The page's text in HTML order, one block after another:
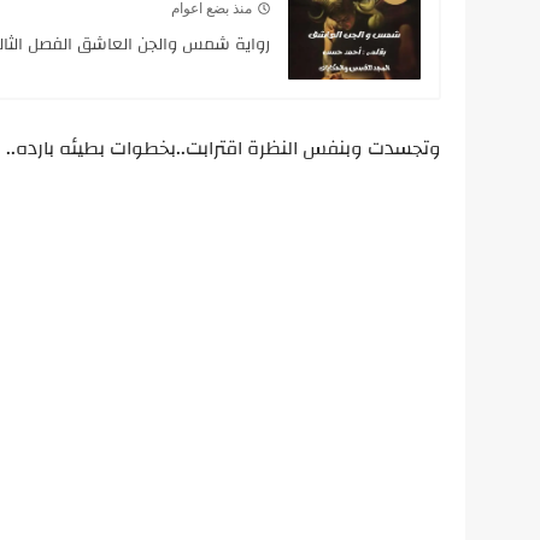
منذ بضع اعوام
رواية شمس والجن العاشق الفصل
وتجسدت وبنفس النظرة اقترابت..بخطوات بطيئه بارده..